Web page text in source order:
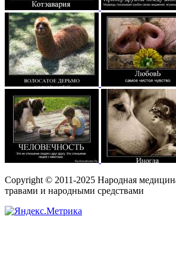
Copyright © 2011-2025 Народная
травами и народными средствами